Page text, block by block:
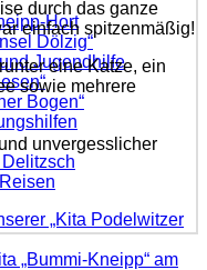
Hort
Dölzig“
Jugendhilfe
Bogen“
durch das ganze
einfach spitzenmäßig!
eine Katze, ein
sowie mehrere
unvergesslicher
„Kita Podelwitzer
„Bummi-Kneipp“ am